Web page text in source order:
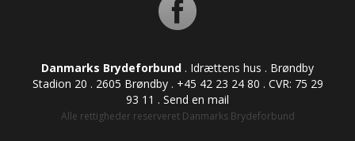
Danmarks Brydeforbund . Idrættens hus . Brøndby
Stadion 20 . 2605 Brøndby . +45 42 23 24 80 . CVR: ​​​​​​75 29
93 11 . Send en mail
Alle rettigheder reserveret Danmarks Brydeforbund